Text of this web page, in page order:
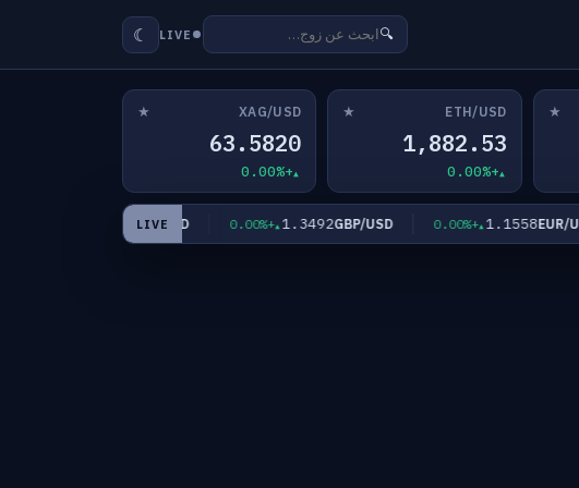
🔍
LIVE
☾
★
ETH/USD
★
1,882.53
+0.00%
XAG/USD
★
63.5820
+0.00%
LIVE EUR/USD
1.1558
+0.00%
GBP/USD
1.3492
+0.00%
XAU/USD